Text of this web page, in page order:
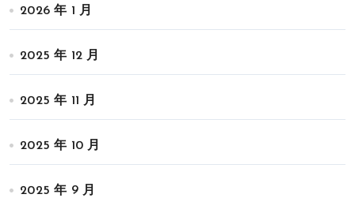
2026 年 1 月
2025 年 12 月
2025 年 11 月
2025 年 10 月
2025 年 9 月